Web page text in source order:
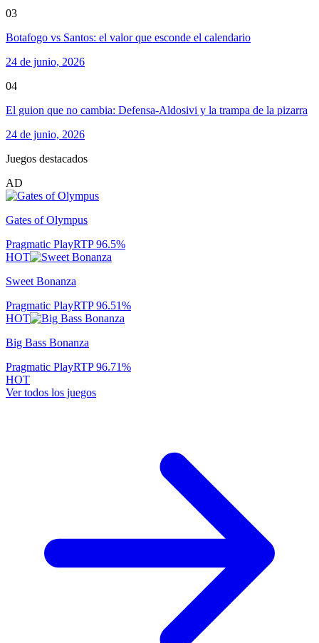
03
Botafogo vs Santos: el valor que esconde el calendario
24 de junio, 2026
04
El guion que no cambia: Defensa-Aldosivi y la trampa de la pizarra
24 de junio, 2026
Juegos destacados
AD
Gates of Olympus
Pragmatic PlayRTP96.5%
HOT
Sweet Bonanza
Pragmatic PlayRTP96.51%
HOT
Big Bass Bonanza
Pragmatic PlayRTP96.71%
HOT
Ver todos los juegos